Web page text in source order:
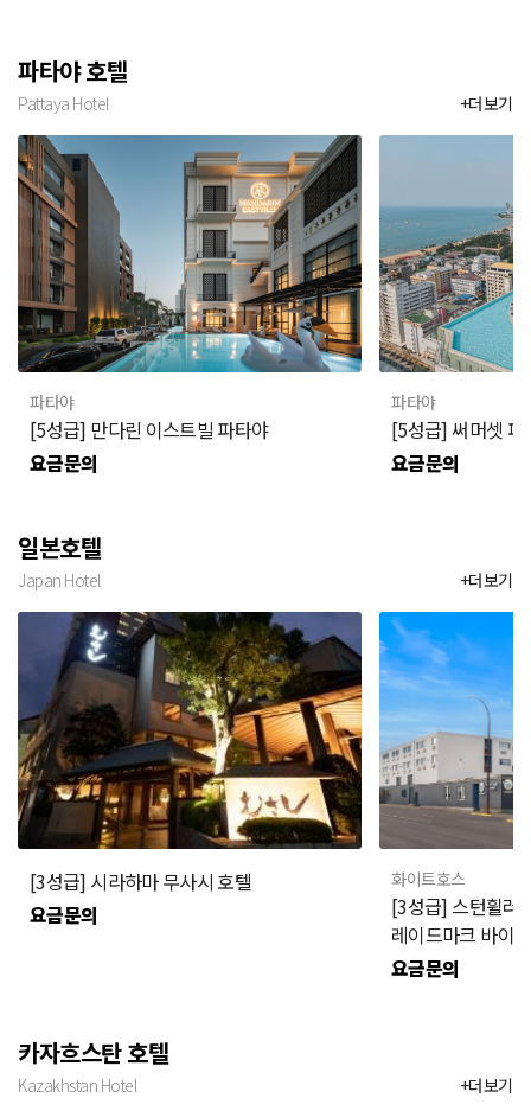
파타야 호텔
Pattaya Hotel +더보기
파타야
[5성급] 만다린 이스트빌 파타야
요금문의
파타야
[5성급] 써머셋 파
요금문의
일본호텔
Japan Hotel +더보기
[3성급] 시라하마 무사시 호텔
요금문의
화이트호스
[3성급] 스턴휠러
레이드마크 바이
요금문의
카자흐스탄 호텔
Kazakhstan Hotel +더보기